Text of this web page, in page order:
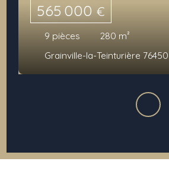
565 000 €
9 pièces 280 m²
Grainville-la-Teinturière 76450